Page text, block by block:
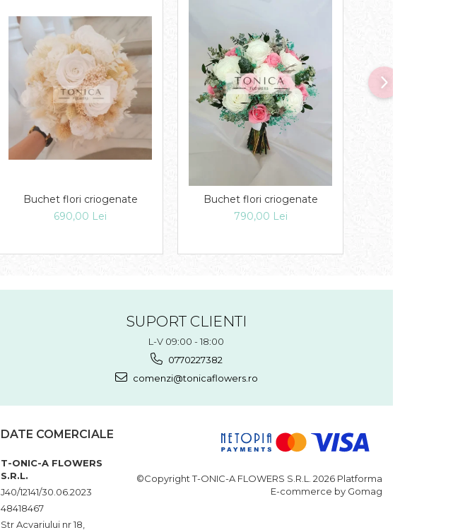
Buchet flori criogenate
690,00 Lei
Buchet flori criogenate
790,00 Lei
SUPORT CLIENTI
L-V 09:00 - 18:00
0770227382
comenzi@tonicaflowers.ro
DATE COMERCIALE
T-ONIC-A FLOWERS
S.R.L.
J40/12141/30.06.2023
48418467
Str Acvariului nr 18,
©Copyright T-ONIC-A FLOWERS S.R.L. 2026 Platforma
E-commerce by Gomag